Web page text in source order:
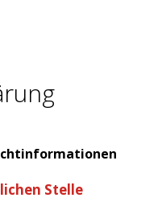
Stelle